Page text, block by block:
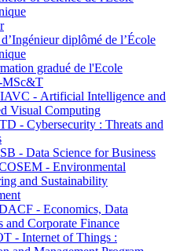
diplômé de l’École
gradué de l'Ecole
MSc&T
- Artificial Intelligence and
Visual Computing
- Cybersecurity : Threats and
- Data Science for Business
- Environmental
and Sustainability
- Economics, Data
and Corporate Finance
- Internet of Things :